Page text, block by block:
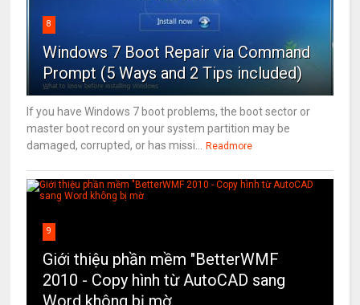
8
Windows 7 Boot Repair via Command
Prompt (5 Ways and 2 Tips included)
If you have Windows 7 boot problems, the boot sector or
master boot record on your system partition may be
damaged, corrupted, or has missi...
Readmore
9
Giới thiệu phần mềm "BetterWMF
2010 - Copy hình từ AutoCAD sang
Word không bị mờ